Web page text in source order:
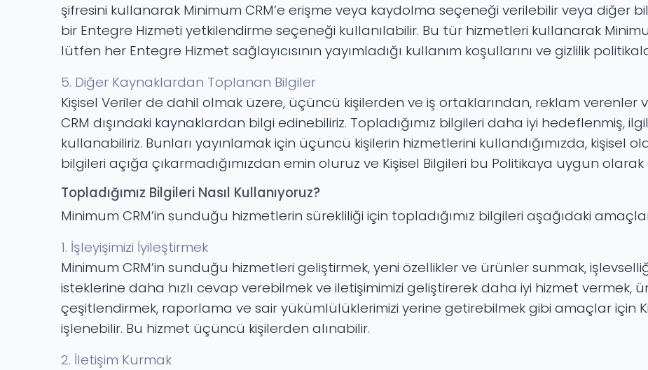
şifresini kullanarak Minimum CRM’e erişme veya kaydolma seçeneği verilebilir veya diğer
bir Entegre Hizmeti yetkilendirme seçeneği kullanılabilir. Bu tür hizmetleri kullanarak
lütfen her Entegre Hizmet sağlayıcısının yayımladığı kullanım koşullarını ve gizlilik
5. Diğer Kaynaklardan Toplanan Bilgiler
Kişisel Veriler de dahil olmak üzere, üçüncü kişilerden ve iş ortaklarından, reklam verenler
CRM dışındaki kaynaklardan bilgi edinebiliriz. Topladığımız bilgileri daha iyi hedeflenmiş,
kullanabiliriz. Bunları yayınlamak için üçüncü kişilerin hizmetlerini kullandığımızda, kişisel
bilgileri açığa çıkarmadığımızdan emin oluruz ve Kişisel Bilgileri bu Politikaya uygun olarak
Topladığımız Bilgileri Nasıl Kullanıyoruz?
Minimum CRM’in sunduğu hizmetlerin sürekliliği için topladığımız bilgileri aşağıdaki
1. İşleyişimizi İyileştirmek
Minimum CRM’in sunduğu hizmetleri geliştirmek, yeni özellikler ve ürünler sunmak,
isteklerine daha hızlı cevap verebilmek ve iletişimimizi geliştirerek daha iyi hizmet vermek,
çeşitlendirmek, raporlama ve sair yükümlülüklerimizi yerine getirebilmek gibi amaçlar için
işlenebilir. Bu hizmet üçüncü kişilerden alınabilir.
2. İletişim Kurmak